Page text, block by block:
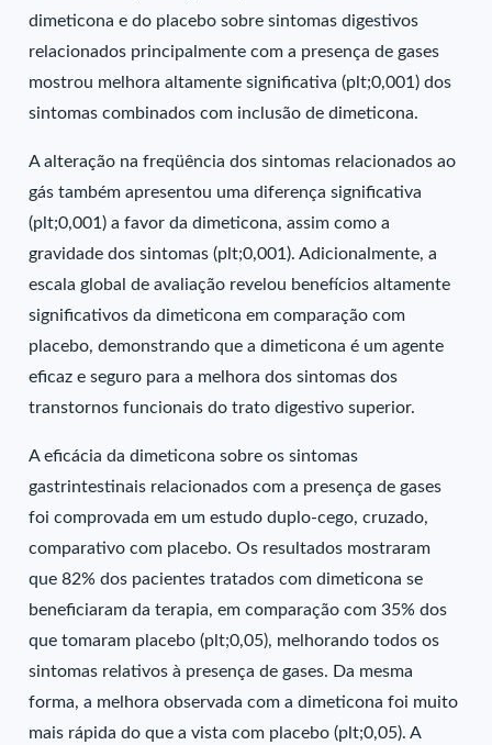
dimeticona e do placebo sobre sintomas digestivos
relacionados principalmente com a presença de gases
mostrou melhora altamente significativa (plt;0,001) dos
sintomas combinados com inclusão de dimeticona.
A alteração na freqüência dos sintomas relacionados ao
gás também apresentou uma diferença significativa
(plt;0,001) a favor da dimeticona, assim como a
gravidade dos sintomas (plt;0,001). Adicionalmente, a
escala global de avaliação revelou benefícios altamente
significativos da dimeticona em comparação com
placebo, demonstrando que a dimeticona é um agente
eficaz e seguro para a melhora dos sintomas dos
transtornos funcionais do trato digestivo superior.
A eficácia da dimeticona sobre os sintomas
gastrintestinais relacionados com a presença de gases
foi comprovada em um estudo duplo-cego, cruzado,
comparativo com placebo. Os resultados mostraram
que 82% dos pacientes tratados com dimeticona se
beneficiaram da terapia, em comparação com 35% dos
que tomaram placebo (plt;0,05), melhorando todos os
sintomas relativos à presença de gases. Da mesma
forma, a melhora observada com a dimeticona foi muito
mais rápida do que a vista com placebo (plt;0,05). A